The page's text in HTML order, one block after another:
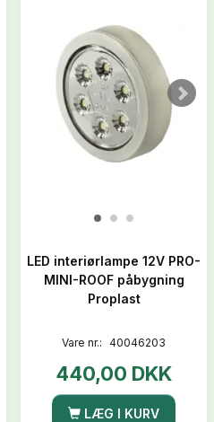
LED interiørlampe 12V PRO-
MINI-ROOF påbygning
Proplast
Vare nr.: 40046203
440,00 DKK
LÆG I KURV